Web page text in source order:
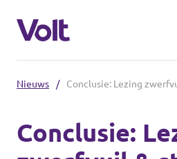
Volt België
Nieuws / Conclusie: Lezing
Conclusie: